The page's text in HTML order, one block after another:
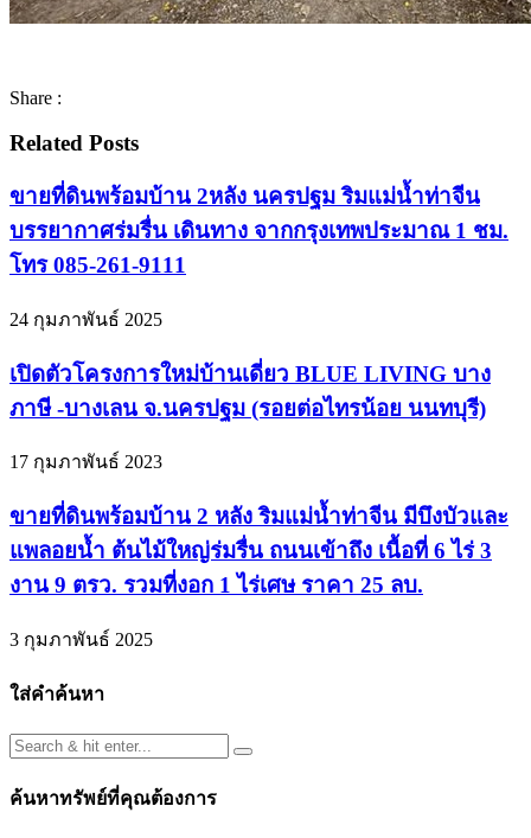
Share :
Related Posts
ขายที่ดินพร้อมบ้าน 2หลัง นครปฐม ริมแม่น้ำท่าจีน
บรรยากาศร่มรื่น เดินทาง จากกรุงเทพประมาณ 1 ชม.
โทร 085-261-9111
24 กุมภาพันธ์ 2025
เปิดตัวโครงการใหม่บ้านเดี่ยว BLUE LIVING บาง
ภาษี -บางเลน จ.นครปฐม (รอยต่อไทรน้อย นนทบุรี)
17 กุมภาพันธ์ 2023
ขายที่ดินพร้อมบ้าน 2 หลัง ริมแม่น้ำท่าจีน มีบึงบัวและ
แพลอยน้ำ ต้นไม้ใหญ่ร่มรื่น ถนนเข้าถึง เนื้อที่ 6 ไร่ 3
งาน 9 ตรว. รวมที่งอก 1 ไร่เศษ ราคา 25 ลบ.
3 กุมภาพันธ์ 2025
ใส่คำค้นหา
ค้นหาทรัพย์ที่คุณต้องการ